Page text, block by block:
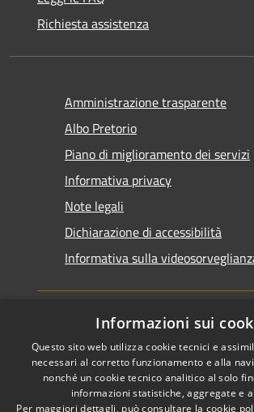
Richiesta assistenza
Amministrazione trasparente
Albo Pretorio
Piano di miglioramento dei servizi
Informativa privacy
Note legali
Dichiarazione di accessibilità
Informativa sulla
RSS
Accessibilità
Copyright
Informazioni sui
Questo sito web utilizza cookie tecnici e
necessari al corretto funzionamento e alla
nonché un cookie tecnico analitico al solo
informazioni statistiche, aggregate e
Per maggiori dettagli, può consultare la cookie